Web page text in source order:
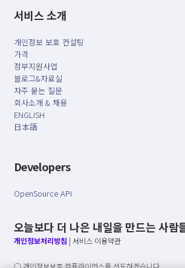
서비스 소개
개인정보 보호 컨설팅
가격
정부지원사업
블로그&자료실
자주 묻는 질문
회사소개 & 채용
ENGLISH
日本語
Developers
OpenSource API
오늘보다 더 나은 내일을 만드는 사람
개인정보처리방침 | 서비스 이용약관